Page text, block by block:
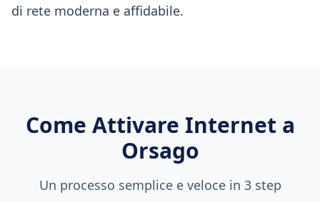
di rete moderna e affidabile.
Come Attivare Internet a
Orsago
Un processo semplice e veloce in 3 step